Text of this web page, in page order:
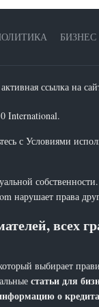
ссылка на
International.
с Условиями
нарушает права
всех
выбирает
статьи для
о